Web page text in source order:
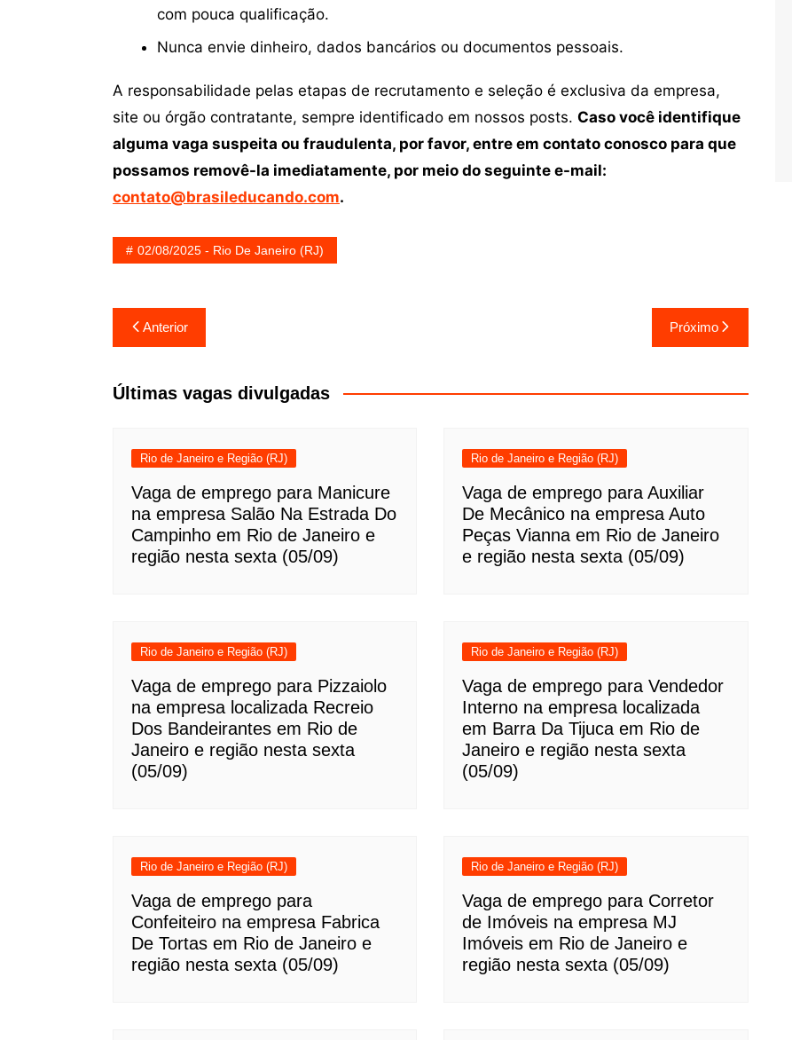
com pouca qualificação.
Nunca envie dinheiro, dados bancários ou documentos pessoais.
A responsabilidade pelas etapas de recrutamento e seleção é exclusiva da empresa,
site ou órgão contratante, sempre identificado em nossos posts. Caso você identifique
alguma vaga suspeita ou fraudulenta, por favor, entre em contato conosco para que
possamos removê-la imediatamente, por meio do seguinte e-mail:
contato@brasileducando.com.
02/08/2025 - Rio De Janeiro (RJ)
Navegação
de
Post
Anterior Próximo
Últimas vagas divulgadas
Rio de Janeiro e Região (RJ)
Vaga de emprego para Manicure
na empresa Salão Na Estrada Do
Campinho em Rio de Janeiro e
região nesta sexta (05/09)
Rio de Janeiro e Região (RJ)
Vaga de emprego para Auxiliar
De Mecânico na empresa Auto
Peças Vianna em Rio de Janeiro
e região nesta sexta (05/09)
Rio de Janeiro e Região (RJ)
Vaga de emprego para Pizzaiolo
na empresa localizada Recreio
Dos Bandeirantes em Rio de
Janeiro e região nesta sexta
(05/09)
Rio de Janeiro e Região (RJ)
Vaga de emprego para Vendedor
Interno na empresa localizada
em Barra Da Tijuca em Rio de
Janeiro e região nesta sexta
(05/09)
Rio de Janeiro e Região (RJ)
Vaga de emprego para
Confeiteiro na empresa Fabrica
De Tortas em Rio de Janeiro e
região nesta sexta (05/09)
Rio de Janeiro e Região (RJ)
Vaga de emprego para Corretor
de Imóveis na empresa MJ
Imóveis em Rio de Janeiro e
região nesta sexta (05/09)